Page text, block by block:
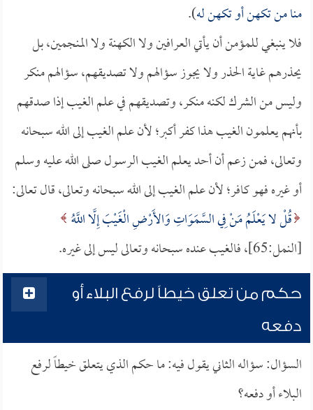
منا من تكهن أو تكهن له).
فلا ينبغي للمؤمن أن يأتي العرافين ولا الكهنة ولا المنجمين، بل
يحذرهم غاية الحذر ولا يجوز سؤالهم ولا تصديقهم، سؤالهم منكر
وليس من الشرك لكنه منكر، وتصديقهم في علم الغيب إذا صدقهم
بأنهم يعلمون الغيب هذا كفر أكبر؛ لأن علم الغيب إلى الله سبحانه
وتعالى، فمن زعم أن أحد يعلم الغيب الرسول صلى الله عليه وسلم
أو غيره فهو كافر؛ لأن علم الغيب إلى الله سبحانه وتعالى، قال تعالى:
قُلْ لا يَعْلَمُ مَنْ فِي السَّمَوَاتِ وَالأَرْضِ الْغَيْبَ إِلَّا اللَّهُ
[النمل:65]، فالغيب عنده سبحانه وتعالى ليس إلى غيره.
حكم من تعلق خيطاً لرفع البلاء أو
دفعه
السؤال: سؤاله الثاني يقول فيه: ما حكم الذي يتعلق خيطاً لرفع
البلاء أو دفعه؟